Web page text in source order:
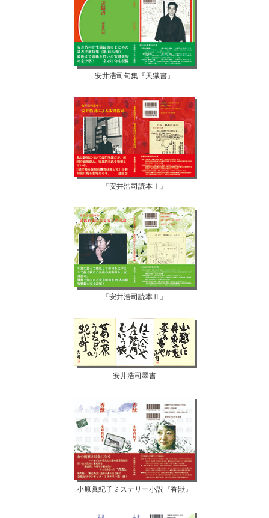
安井浩司句集『天獄書』
『安井浩司読本Ⅰ』
『安井浩司読本Ⅱ』
安井浩司墨書
小原眞紀子ミステリー小説『香獣』